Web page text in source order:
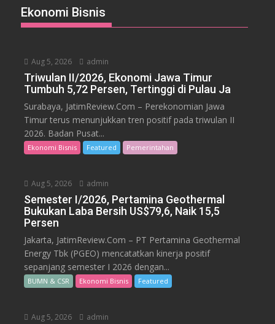
Ekonomi Bisnis
Aug 5, 2026 admin
Triwulan II/2026, Ekonomi Jawa Timur
Tumbuh 5,72 Persen, Tertinggi di Pulau Ja
Surabaya, JatimReview.Com – Perekonomian Jawa
Timur terus menunjukkan tren positif pada triwulan II
2026. Badan Pusat...
Ekonomi Bisnis Featured Pemerintahan
Aug 5, 2026 admin
Semester I/2026, Pertamina Geothermal
Bukukan Laba Bersih US$79,6, Naik 15,5
Persen
Jakarta, JatimReview.Com – PT Pertamina Geothermal
Energy Tbk (PGEO) mencatatkan kinerja positif
sepanjang semester I 2026 dengan...
BUMN & CSR Ekonomi Bisnis Featured
Aug 5, 2026 admin